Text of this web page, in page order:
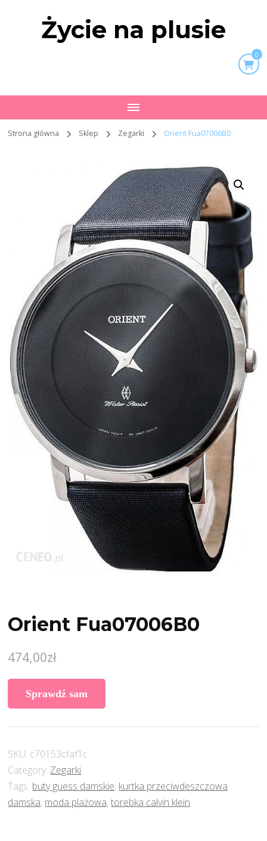
Życie na plusie
0
Strona główna Sklep Zegarki Orient Fua07006B0
Orient Fua07006B0
474,00zł
Sprawdź sam
SKU: c70153cfaf1c
Category: Zegarki
Tags: buty guess damskie, kurtka przeciwdeszczowa
damska, moda plażowa,torebka calvin klein